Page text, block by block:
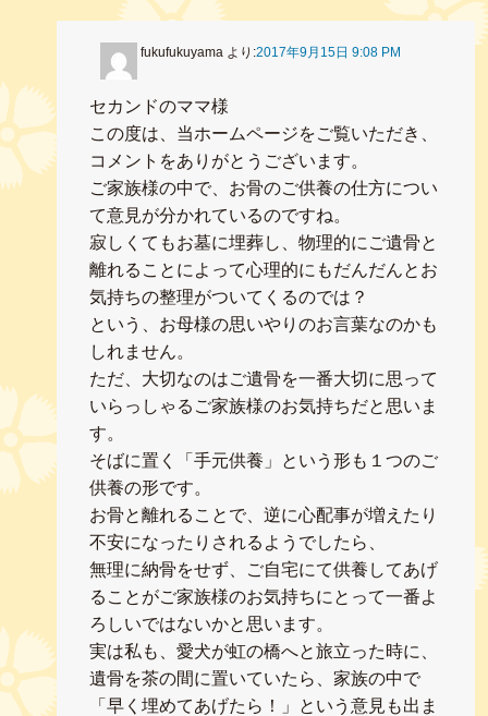
fukufukuyama より:2017年9月15日 9:08 PM
セカンドのママ様
この度は、当ホームページをご覧いただき、
コメントをありがとうございます。
ご家族様の中で、お骨のご供養の仕方につい
て意見が分かれているのですね。
寂しくてもお墓に埋葬し、物理的にご遺骨と
離れることによって心理的にもだんだんとお
気持ちの整理がついてくるのでは？
という、お母様の思いやりのお言葉なのかも
しれません。
ただ、大切なのはご遺骨を一番大切に思って
いらっしゃるご家族様のお気持ちだと思いま
す。
そばに置く「手元供養」という形も１つのご
供養の形です。
お骨と離れることで、逆に心配事が増えたり
不安になったりされるようでしたら、
無理に納骨をせず、ご自宅にて供養してあげ
ることがご家族様のお気持ちにとって一番よ
ろしいではないかと思います。
実は私も、愛犬が虹の橋へと旅立った時に、
遺骨を茶の間に置いていたら、家族の中で
「早く埋めてあげたら！」という意見も出ま